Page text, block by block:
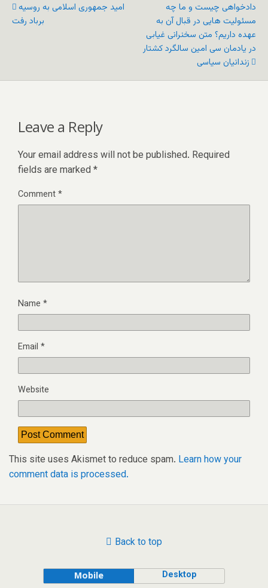
امید جمهوری اسلامی بە روسیە
برباد رفت
دادخواهی چیست و ما چه
مسئولیت هایی در قبال آن به
عهده داریم؟ متن سخنرانی غیابی
در یادمان سی امین سالگرد کشتار
زندانیان سیاسی
Leave a Reply
Your email address will not be published. Required
fields are marked *
Comment*
Name *
Email *
Website
This site uses Akismet to reduce spam. Learn how your
comment data is processed.
Back to top
Mobile Desktop